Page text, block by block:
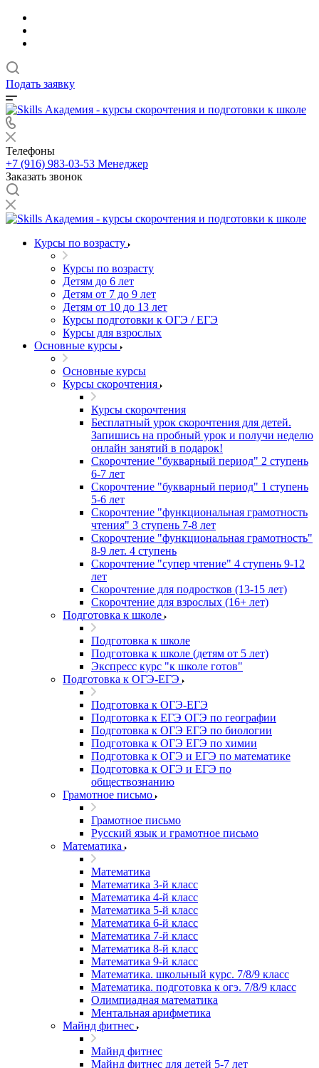
Подать заявку
Телефоны
+7 (916) 983-03-53 Менеджер
Заказать звонок
Курсы по возрасту
Курсы по возрасту
Детям до 6 лет
Детям от 7 до 9 лет
Детям от 10 до 13 лет
Курсы подготовки к ОГЭ / ЕГЭ
Курсы для взрослых
Основные курсы
Основные курсы
Курсы скорочтения
Курсы скорочтения
Бесплатный урок скорочтения для детей.
Запишись на пробный урок и получи неделю
онлайн занятий в подарок!
Cкорочтение "букварный период" 2 ступень
6-7 лет
Скорочтение "букварный период" 1 ступень
5-6 лет
Скорочтение "функциональная грамотность
чтения" 3 ступень 7-8 лет
Скорочтение "функциональная грамотность"
8-9 лет. 4 ступень
Скорочтение "супер чтение" 4 ступень 9-12
лет
Скорочтение для подростков (13-15 лет)
Cкорочтение для взрослых (16+ лет)
Подготовка к школе
Подготовка к школе
Подготовка к школе (детям от 5 лет)
Экспресс курс "к школе готов"
Подготовка к ОГЭ-ЕГЭ
Подготовка к ОГЭ-ЕГЭ
Подготовка к ЕГЭ ОГЭ по географии
Подготовка к ОГЭ ЕГЭ по биологии
Подготовка к ОГЭ ЕГЭ по химии
Подготовка к ОГЭ и ЕГЭ по математике
Подготовка к ОГЭ и ЕГЭ по
обществознанию
Грамотное письмо
Грамотное письмо
Русский язык и грамотное письмо
Математика
Математика
Математика 3-й класс
Математика 4-й класс
Математика 5-й класс
Математика 6-й класс
Математика 7-й класс
Математика 8-й класс
Математика 9-й класс
Математика. школьный курс. 7/8/9 класс
Математика. подготовка к огэ. 7/8/9 класс
Олимпиадная математика
Ментальная арифметика
Майнд фитнес
Майнд фитнес
Майнд фитнес для детей 5-7 лет